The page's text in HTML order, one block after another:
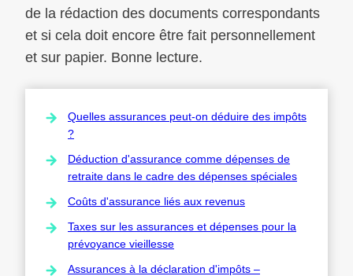
de la rédaction des documents correspondants
et si cela doit encore être fait personnellement
et sur papier. Bonne lecture.
Quelles assurances peut-on déduire des impôts
?
Déduction d'assurance comme dépenses de
retraite dans le cadre des dépenses spéciales
Coûts d'assurance liés aux revenus
Taxes sur les assurances et dépenses pour la
prévoyance vieillesse
Assurances à la déclaration d'impôts –